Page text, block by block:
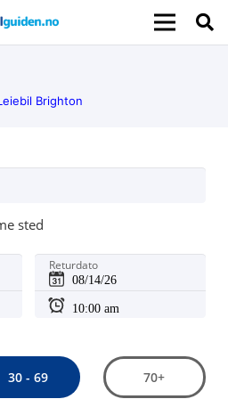
Brighton
sted
Returdato
30 - 69 70+